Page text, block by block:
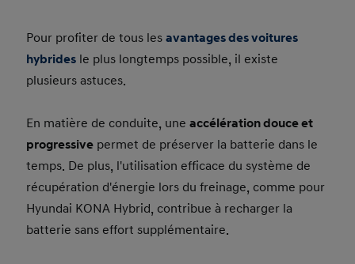
Pour profiter de tous lesavantages des voitures
hybrides le plus longtemps possible, il existe
plusieurs astuces.
En matière de conduite, uneaccélération douce et
progressive permet de préserver la batterie dans le
temps. De plus, l'utilisation efficace du système de
récupération d'énergie lors du freinage, comme pour
Hyundai KONA Hybrid, contribue à recharger la
batterie sans effort supplémentaire.